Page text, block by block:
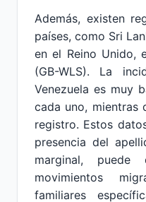
Además, existen
países, como Sri
en el Reino Unido,
(GB-WLS). La
Venezuela es muy
cada uno, mientras
registro. Estos
presencia del
marginal, puede
movimientos
familiares